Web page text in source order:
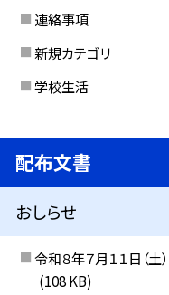
連絡事項
新規カテゴリ
学校生活
配布文書
おしらせ
令和８年７月１１日（
(108 KB)